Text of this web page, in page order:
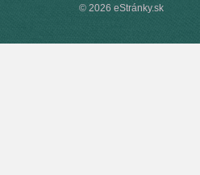
© 2026 eStránky.sk